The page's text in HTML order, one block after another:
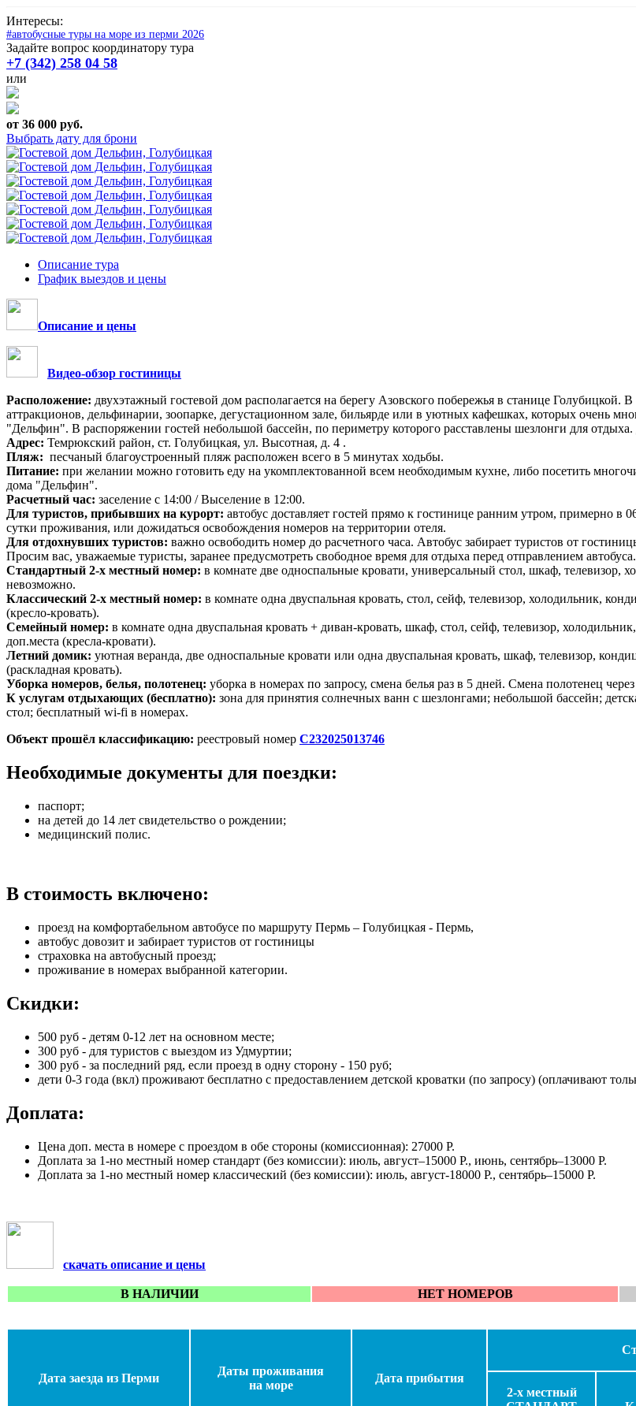
Интересы:
#автобусные туры на море из перми 2026
Задайте вопрос координатору тура
+7 (342) 258 04 58
или
от 36 000 руб.
Выбрать дату для брони
Описание тура
График выездов и цены
Описание и цены
Видео-обзор гостиницы
Расположение: двухэтажный гостевой дом располагается на берегу Азовского побережья в станице
аттракционов, дельфинарии, зоопарке, дегустационном зале, бильярде или в уютных кафешках, которых очень
"Дельфин". В распоряжении гостей небольшой бассейн, по периметру которого расставлены шезлонги для
Адрес: Темрюкский район, ст. Голубицкая, ул. Высотная, д. 4 .
Пляж: песчаный благоустроенный пляж расположен всего в 5 минутах ходьбы.
Питание: при желании можно готовить еду на укомплектованной всем необходимым кухне, либо посетить
дома "Дельфин".
Расчетный час: заселение с 14:00 / Выселение в 12:00.
Для туристов, прибывших на курорт: автобус доставляет гостей прямо к гостинице ранним утром, примерно в
сутки проживания, или дожидаться освобождения номеров на территории отеля.
Для отдохнувших туристов: важно освободить номер до расчетного часа. Автобус забирает туристов от
Просим вас, уважаемые туристы, заранее предусмотреть свободное время для отдыха перед отправлением автобуса.
Стандартный 2-х местный номер: в комнате две односпальные кровати, универсальный стол, шкаф, телевизор,
невозможно.
Классический 2-х местный номер: в комнате одна двуспальная кровать, стол, сейф, телевизор, холодильник,
(кресло-кровать).
Семейный номер: в комнате одна двуспальная кровать + диван-кровать, шкаф, стол, сейф, телевизор,
доп.места (кресла-кровати).
Летний домик: уютная веранда, две односпальные кровати или одна двуспальная кровать, шкаф, телевизор,
(раскладная кровать).
Уборка номеров, белья, полотенец: уборка в номерах по запросу, смена белья раз в 5 дней. Смена полотенец
К услугам отдыхающих (бесплатно): зона для принятия солнечных ванн с шезлонгами; небольшой бассейн;
стол; бесплатный wi-fi в номерах.
Объект прошёл классификацию: реестровый номер С232025013746
Необходимые документы для поездки:
паспорт;
на детей до 14 лет свидетельство о рождении;
медицинский полис.
В стоимость включено:
проезд на комфортабельном автобусе по маршруту Пермь – Голубицкая - Пермь,
автобус довозит и забирает туристов от гостиницы
страховка на автобусный проезд;
проживание в номерах выбранной категории.
Скидки:
500 руб - детям 0-12 лет на основном месте;
300 руб - для туристов с выездом из Удмуртии;
300 руб - за последний ряд, если проезд в одну сторону - 150 руб;
дети 0-3 года (вкл) проживают бесплатно с предоставлением детской кроватки (по запросу) (оплачивают
Доплата:
Цена доп. места в номере с проездом в обе стороны (комиссионная): 27000 Р.
Доплата за 1-но местный номер стандарт (без комиссии): июль, август–15000 Р., июнь, сентябрь–13000 Р.
Доплата за 1-но местный номер классический (без комиссии): июль, август-18000 Р., сентябрь–15000 Р.
скачать описание и цены
В НАЛИЧИИ НЕТ НОМЕРОВ
Дата заезда из Перми
Даты проживания
на море
Дата прибытия
2-х местный